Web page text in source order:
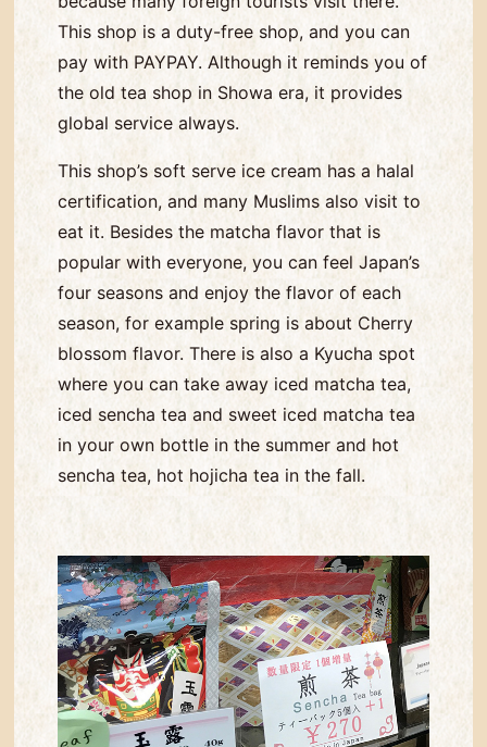
This shop is a duty-free shop, and you can
pay with PAYPAY. Although it reminds you of
the old tea shop in Showa era, it provides
global service always.
This shop’s soft serve ice cream has a halal
certification, and many Muslims also visit to
eat it. Besides the matcha flavor that is
popular with everyone, you can feel Japan’s
four seasons and enjoy the flavor of each
season, for example spring is about Cherry
blossom flavor. There is also a Kyucha spot
where you can take away iced matcha tea,
iced sencha tea and sweet iced matcha tea
in your own bottle in the summer and hot
sencha tea, hot hojicha tea in the fall.